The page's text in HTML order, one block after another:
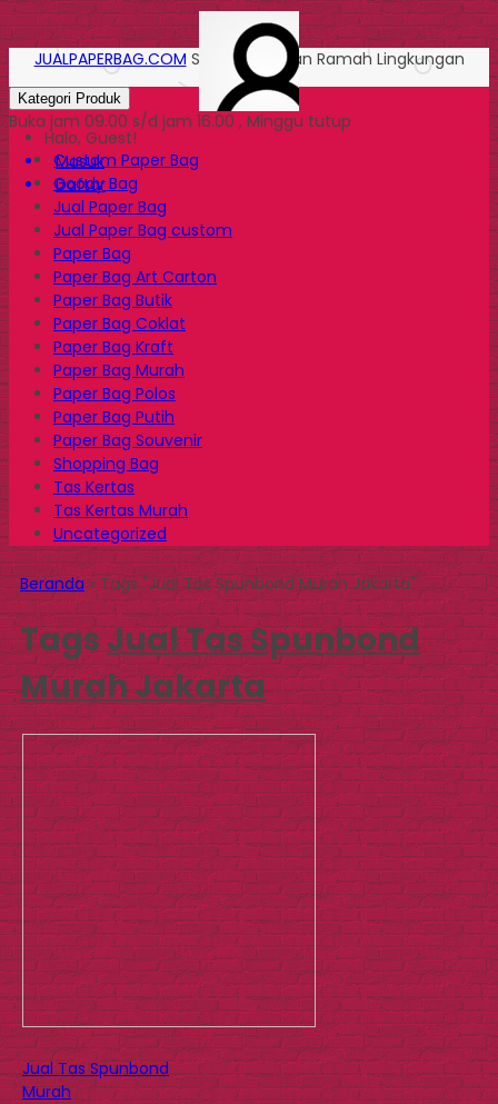
Halo, Guest!
Masuk
Daftar
JUALPAPERBAG.COM Solusi Kemasan Ramah Lingkungan
Kategori Produk
Buka jam 09.00 s/d jam 16.00 , Minggu tutup
Custom Paper Bag
Goody Bag
Jual Paper Bag
Jual Paper Bag custom
Paper Bag
Paper Bag Art Carton
Paper Bag Butik
Paper Bag Coklat
Paper Bag Kraft
Paper Bag Murah
Paper Bag Polos
Paper Bag Putih
Paper Bag Souvenir
Shopping Bag
Tas Kertas
Tas Kertas Murah
Uncategorized
Beranda»Tags "Jual Tas Spunbond Murah Jakarta"
TagsJual Tas Spunbond
Murah Jakarta
Jual Tas Spunbond
Murah